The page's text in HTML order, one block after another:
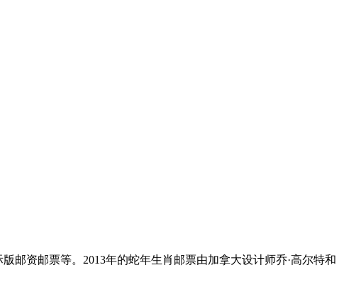
资邮票等。2013年的蛇年生肖邮票由加拿大设计师乔·高尔特和